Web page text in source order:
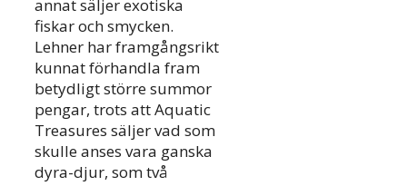
annat säljer exotiska
fiskar och smycken.
Lehner har framgångsrikt
kunnat förhandla fram
betydligt större summor
pengar, trots att Aquatic
Treasures säljer vad som
skulle anses vara ganska
dyra-djur, som två